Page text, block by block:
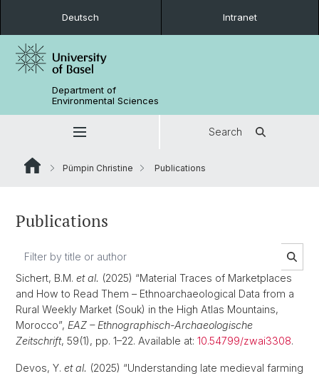
Deutsch Intranet
Department of
Environmental Sciences
Search
Pümpin Christine Publications
Publications
Sichert, B.M. et al. (2025) “Material Traces of Marketplaces
and How to Read Them – Ethnoarchaeological Data from a
Rural Weekly Market (Souk) in the High Atlas Mountains,
Morocco”, EAZ – Ethnographisch-Archaeologische
Zeitschrift, 59(1), pp. 1–22. Available at: 10.54799/zwai3308.
Devos, Y. et al. (2025) “Understanding late medieval farming